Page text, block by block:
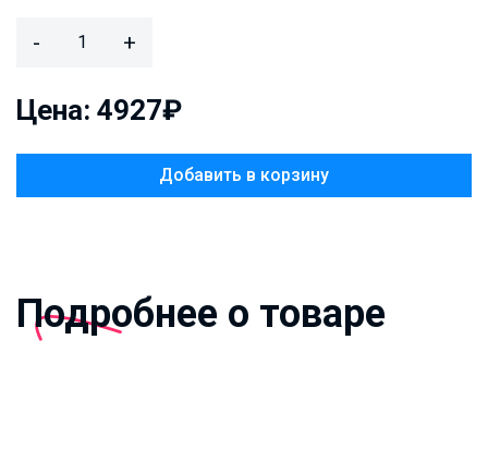
- +
Цена: 4927₽
Добавить в корзину
Подробнее о товаре